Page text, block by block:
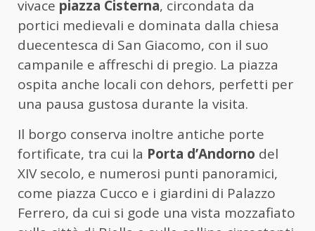
vivace piazza Cisterna, circondata da
portici medievali e dominata dalla chiesa
duecentesca di San Giacomo, con il suo
campanile e affreschi di pregio. La piazza
ospita anche locali con dehors, perfetti per
una pausa gustosa durante la visita.
Il borgo conserva inoltre antiche porte
fortificate, tra cui la Porta d’Andorno del
XIV secolo, e numerosi punti panoramici,
come piazza Cucco e i giardini di Palazzo
Ferrero, da cui si gode una vista mozzafiato